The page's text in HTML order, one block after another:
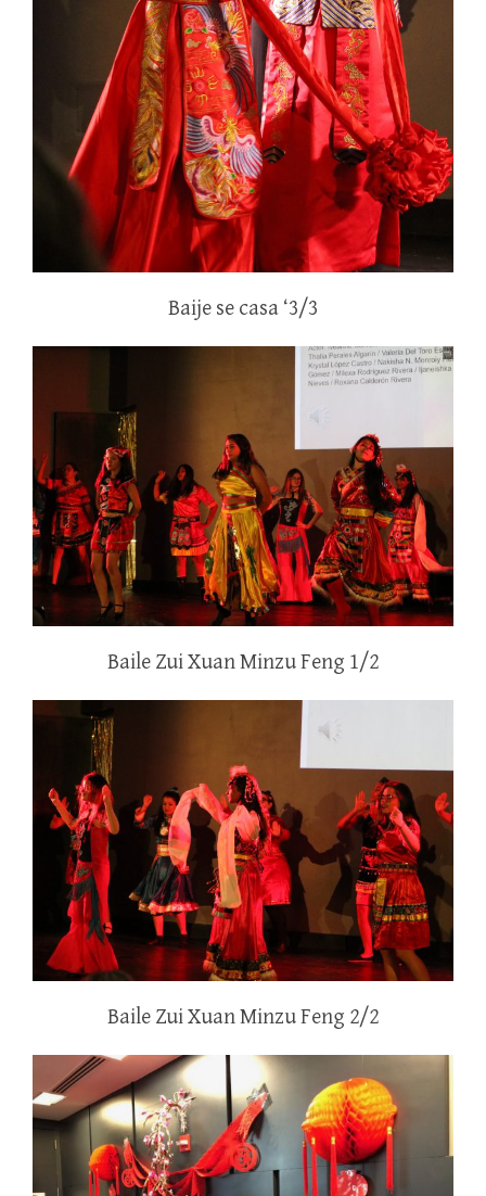
Baije se casa ‘3/3
Baile Zui Xuan Minzu Feng 1/2
Baile Zui Xuan Minzu Feng 2/2